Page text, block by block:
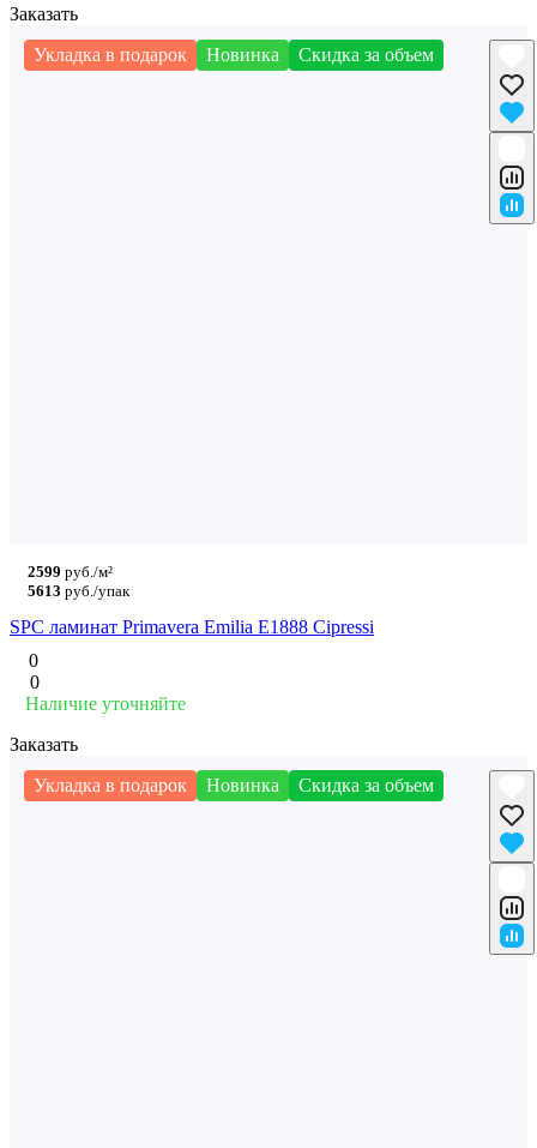
Заказать
Укладка в подарок
Новинка Скидка за объем
2599 руб./м²
5613 руб./упак
SPC ламинат Primavera Emilia E1888 Cipressi
0
0
Наличие уточняйте
Заказать
Укладка в подарок
Новинка Скидка за объем